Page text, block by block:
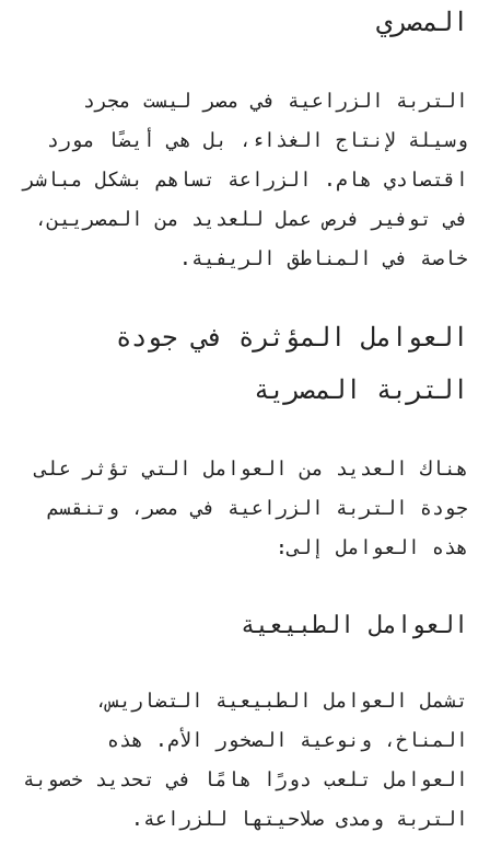
المصري
التربة الزراعية في مصر ليست مجرد
وسيلة لإنتاج الغذاء، بل هي أيضًا مورد
اقتصادي هام.
الزراعة تساهم بشكل مباشر
في توفير فرص عمل للعديد من المصريين،
خاصة في المناطق الريفية.
العوامل المؤثرة في جودة
التربة المصرية
هناك العديد من العوامل التي تؤثر على
جودة التربة الزراعية في مصر، وتنقسم
هذه العوامل إلى:
العوامل الطبيعية
تشمل العوامل الطبيعية
التضاريس،
المناخ، ونوعية الصخور الأم . هذه
العوامل تلعب دورًا هامًا في تحديد خصوبة
التربة ومدى صلاحيتها للزراعة.